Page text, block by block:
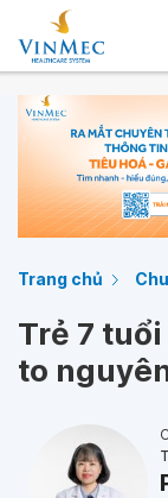
Trang chủ
Trẻ 7
to